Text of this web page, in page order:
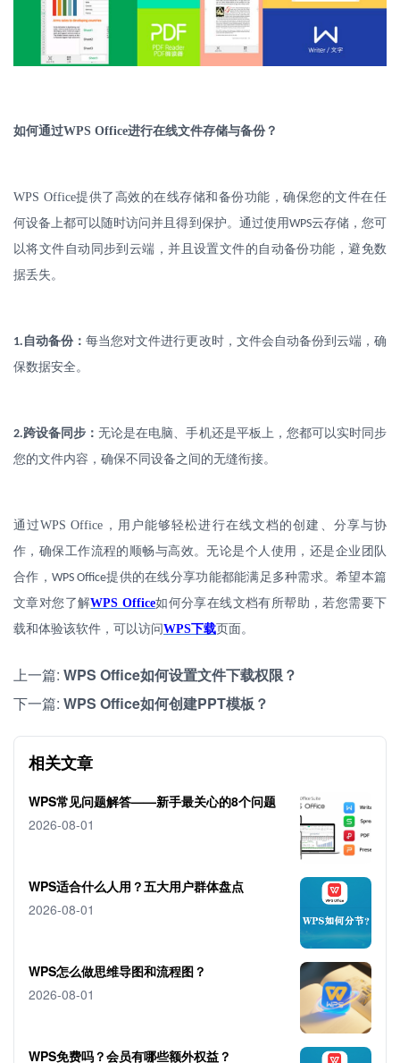
如何通过WPS Office进行在线文件存储与备份？
WPS Office提供了高效的在线存储和备份功能，确保您的文件在任
何设备上都可以随时访问并且得到保护。通过使用WPS云存储，您可
以将文件自动同步到云端，并且设置文件的自动备份功能，避免数
据丢失。
1. 自动备份：每当您对文件进行更改时，文件会自动备份到云端，确
保数据安全。
2.跨设备同步：无论是在电脑、手机还是平板上，您都可以实时同步
您的文件内容，确保不同设备之间的无缝衔接。
通过WPS Office ，用户能够轻松进行在线文档的创建、分享与协
作，确保工作流程的顺畅与高效。无论是个人使用，还是企业团队
合作， WPS Office提供的在线分享功能都能满足多种需求。希望本篇
文章对您了解WPS Office如何分享在线文档有所帮助，若您需要下
载和体验该软件，可以访问WPS下载页面。
上一篇: WPS Office如何设置文件下载权限？
下一篇: WPS Office如何创建PPT模板？
相关文章
WPS常见问题解答——新手最关心的8个问题
2026-08-01
WPS适合什么人用？五大用户群体盘点
2026-08-01
WPS怎么做思维导图和流程图？
2026-08-01
WPS免费吗？会员有哪些额外权益？